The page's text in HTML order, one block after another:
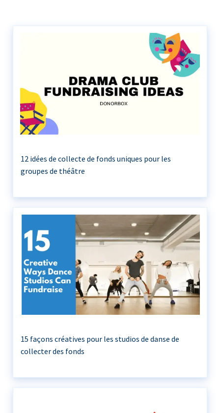
12 idées de collecte de fonds uniques pour les
groupes de théâtre
15 façons créatives pour les studios de danse de
collecter des fonds